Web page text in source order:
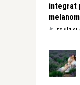
integrat
de